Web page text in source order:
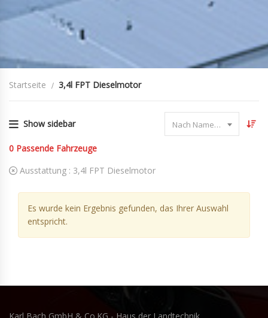
Startseite 3,4l FPT Dieselmotor
Show sidebar Nach Name sortieren
0 Passende Fahrzeuge
Ausstattung : 3,4l FPT Dieselmotor
Es wurde kein Ergebnis gefunden, das Ihrer Auswahl
entspricht.